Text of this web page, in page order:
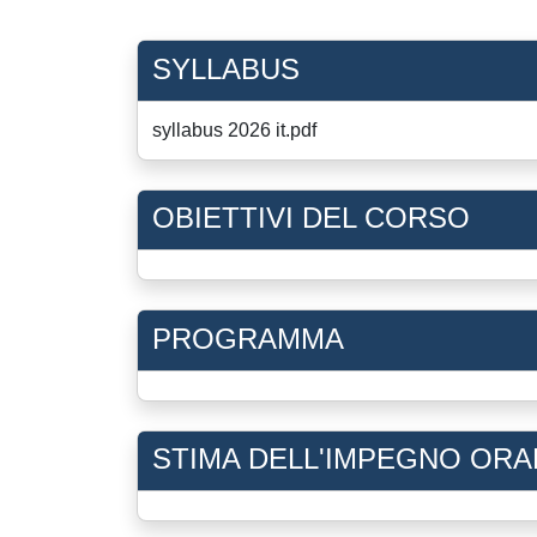
SYLLABUS
syllabus 2026 it.pdf
OBIETTIVI DEL CORSO
PROGRAMMA
STIMA DELL'IMPEGNO